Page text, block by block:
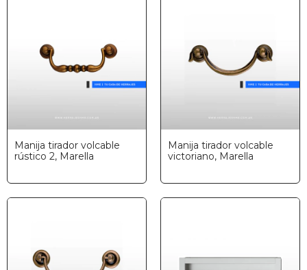
Manija tirador volcable
rústico 2, Marella
Manija tirador volcable
victoriano, Marella